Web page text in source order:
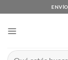
al
Buscar